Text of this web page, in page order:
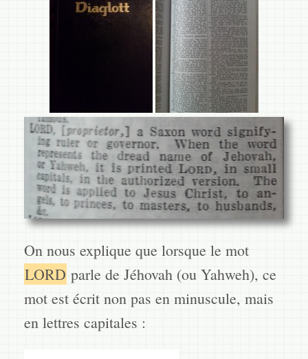
On nous explique que lorsque le mot
LORD parle de Jéhovah (ou Yahweh), ce
mot est écrit non pas en minuscule, mais
en lettres capitales :